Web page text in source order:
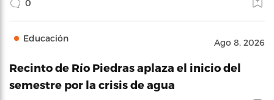
0
Educación Ago 8, 2026
Recinto de Río Piedras aplaza el inicio del
semestre por la crisis de agua